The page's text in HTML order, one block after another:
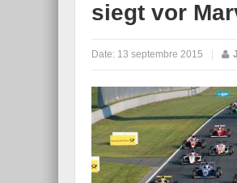
siegt vor
Date: 13 septembre 2015